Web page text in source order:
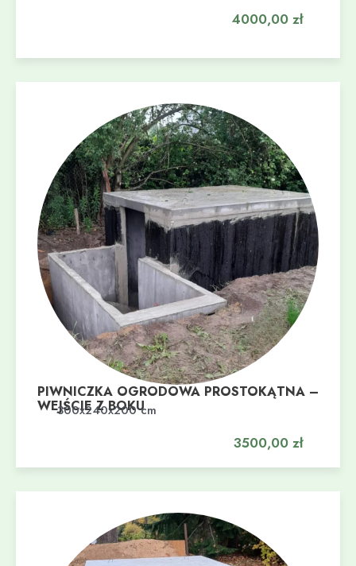
4000,00 zł
PIWNICZKA OGRODOWA PROSTOKĄTNA –
WEJŚCIE Z BOKU
300x240x200 cm
3500,00 zł
Dodaj do koszyka